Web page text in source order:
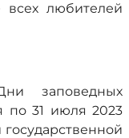
всех любителей
заповедных
по 31 июля 2023